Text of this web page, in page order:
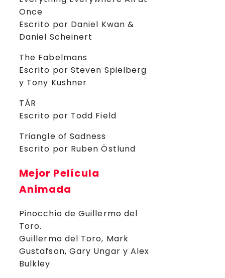
Once
Escrito por Daniel Kwan &
Daniel Scheinert
The Fabelmans
Escrito por Steven Spielberg
y Tony Kushner
TÁR
Escrito por Todd Field
Triangle of Sadness
Escrito por Ruben Östlund
Mejor Película
Animada
Pinocchio de Guillermo del
Toro.
Guillermo del Toro, Mark
Gustafson, Gary Ungar y Alex
Bulkley